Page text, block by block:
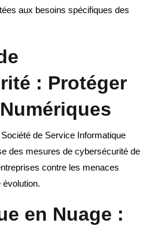
aux besoins spécifiques des
: Protéger
de Service Informatique
des mesures de cybersécurité de
contre les menaces
en Nuage :